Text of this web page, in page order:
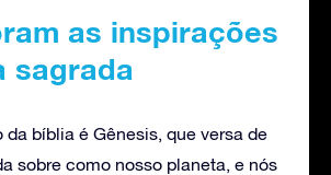
as inspirações
sagrada
da bíblia é Gênesis, que versa de
sobre como nosso planeta, e nós